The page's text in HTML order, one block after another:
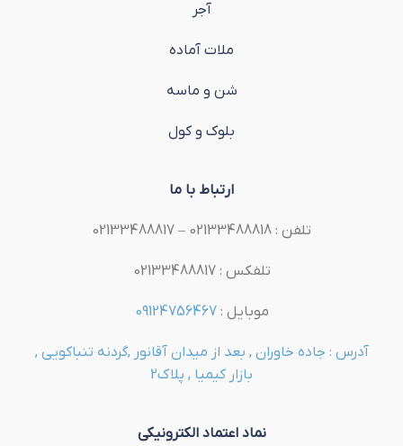
آجر
ملات آماده
شن و ماسه
بلوک و کول
ارتباط با ما
تلفن : 02133488818 – 02133488817
تلفکس : 02133488817
موبایل :09124756467
آدرس : جاده خاوران , بعد از میدان آقانور ,گردنه تنباکویی ,
بازار کیمیا , پلاک2
نماد اعتماد الکترونیکی